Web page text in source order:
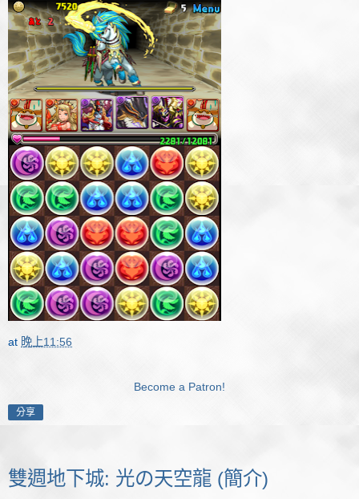
at 晚上11:56
Become a Patron!
分享
雙週地下城: 光の天空龍 (簡介)